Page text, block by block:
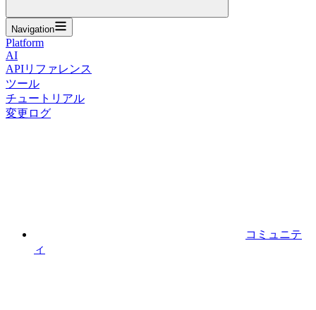
Navigation
Platform
AI
APIリファレンス
ツール
チュートリアル
変更ログ
コミュニテ
ィ